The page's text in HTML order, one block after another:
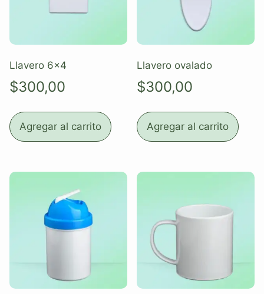
Llavero 6×4
$300,00
Agregar al carrito
Llavero ovalado
$300,00
Agregar al carrito